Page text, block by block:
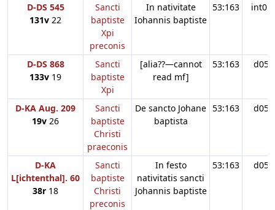
D-DS 545
131v 22
Sancti
baptiste
Xpi
preconis
In nativitate
Iohannis baptiste
53:163 int05
D-DS 868
133v 19
Sancti
baptiste
Xpi
[alia??—cannot
read mf]
53:163 d05
D-KA Aug. 209
19v 26
Sancti
baptiste
Christi
praeconis
De sancto Johane
baptista
53:163 d05
D-KA
L[ichtenthal]. 60
38r 18
Sancti
baptiste
Christi
preconis
In festo
nativitatis sancti
Johannis baptiste
53:163 d05